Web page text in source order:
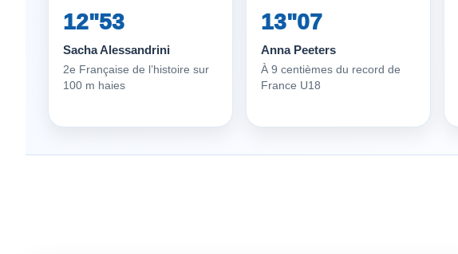
12"53
Sacha Alessandrini
2e Française de l’histoire sur
100 m haies
13"07
Anna Peeters
À 9 centièmes du record de
France U18